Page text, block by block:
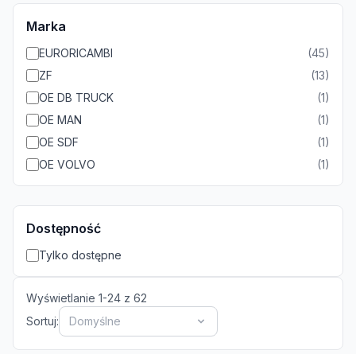
Marka
EURORICAMBI (45)
ZF
(13)
OE DB TRUCK
(1)
OE MAN
(1)
OE SDF
(1)
OE VOLVO
(1)
Dostępność
Tylko dostępne
Wyświetlanie 1-24 z 62
Sortuj:
Domyślne